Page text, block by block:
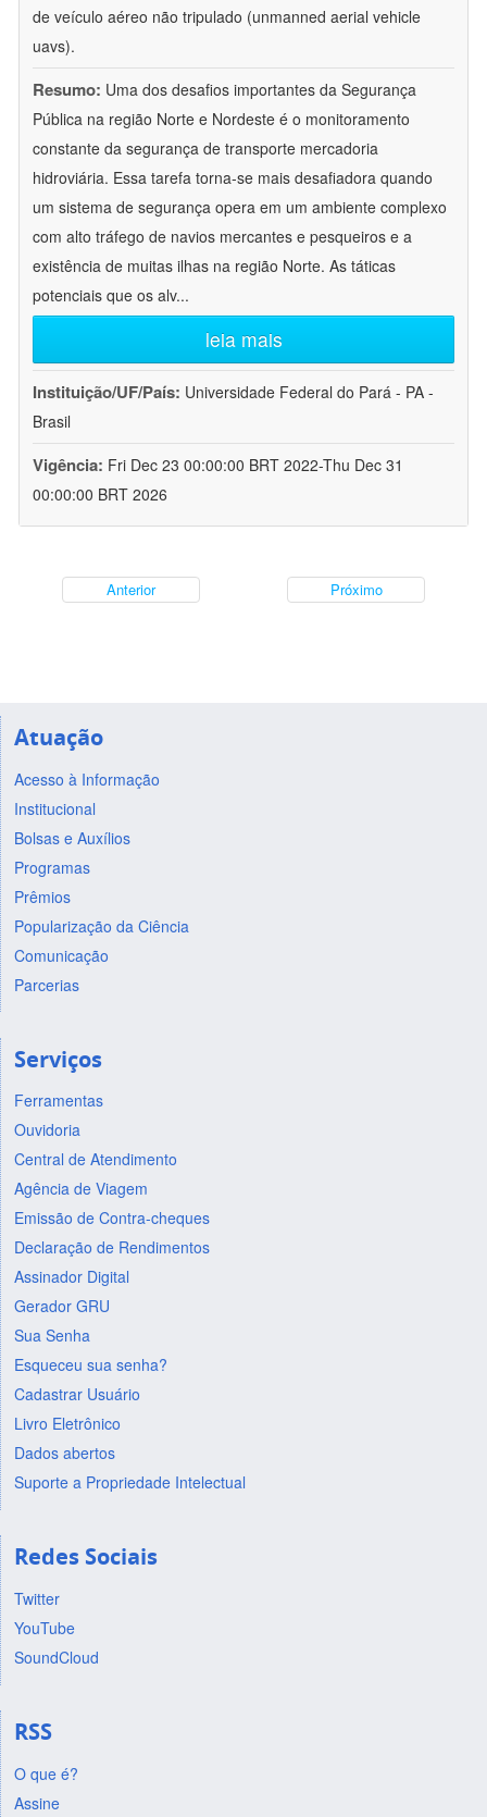
de veículo aéreo não tripulado (unmanned aerial vehicle
uavs).
Resumo: Uma dos desafios importantes da Segurança
Pública na região Norte e Nordeste é o monitoramento
constante da segurança de transporte mercadoria
hidroviária. Essa tarefa torna-se mais desafiadora quando
um sistema de segurança opera em um ambiente complexo
com alto tráfego de navios mercantes e pesqueiros e a
existência de muitas ilhas na região Norte. As táticas
potenciais que os alv...
leia mais
Instituição/UF/País: Universidade Federal do Pará - PA -
Brasil
Vigência: Fri Dec 23 00:00:00 BRT 2022-Thu Dec 31
00:00:00 BRT 2026
Anterior Próximo
Atuação
Acesso à Informação
Institucional
Bolsas e Auxílios
Programas
Prêmios
Popularização da Ciência
Comunicação
Parcerias
Serviços
Ferramentas
Ouvidoria
Central de Atendimento
Agência de Viagem
Emissão de Contra-cheques
Declaração de Rendimentos
Assinador Digital
Gerador GRU
Sua Senha
Esqueceu sua senha?
Cadastrar Usuário
Livro Eletrônico
Dados abertos
Suporte a Propriedade Intelectual
Redes Sociais
Twitter
YouTube
SoundCloud
RSS
O que é?
Assine